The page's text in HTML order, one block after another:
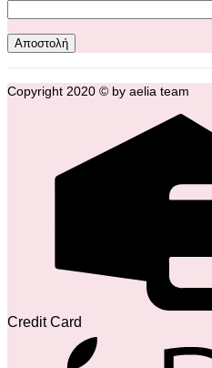
Copyright 2020 © by aelia team
Credit Card